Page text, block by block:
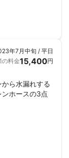
年7月中旬 / 平日
の料金15,400円
ら水漏れする
ホースの3点
応していただ